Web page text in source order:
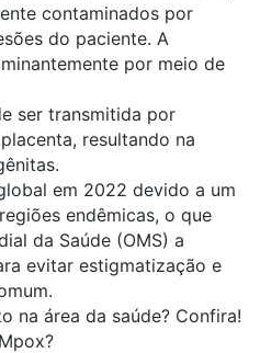
contaminados por
do paciente. A
por meio de
ser transmitida por
resultando na
em 2022 devido a um
endêmicas, o que
da Saúde (OMS) a
evitar estigmatização e
na área da saúde? Confira!